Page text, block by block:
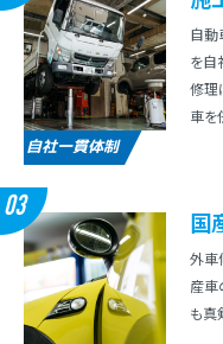
自社一貫体制
⾃動
を⾃
修理
⾞を
03 国
外⾞
産⾞
も真